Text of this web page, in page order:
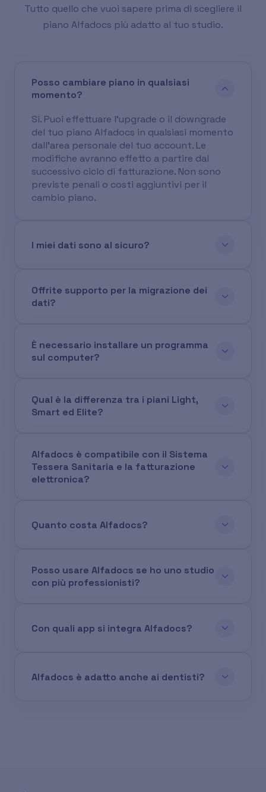
Tutto quello che vuoi sapere prima di scegliere il
piano Alfadocs più adatto al tuo studio.
Posso cambiare piano in qualsiasi
momento?
Sì. Puoi effettuare l'upgrade o il downgrade
del tuo piano Alfadocs in qualsiasi momento
dall'area personale del tuo account. Le
modifiche avranno effetto a partire dal
successivo ciclo di fatturazione. Non sono
previste penali o costi aggiuntivi per il
cambio piano.
I miei dati sono al sicuro?
Offrite supporto per la migrazione dei
dati?
È necessario installare un programma
sul computer?
Qual è la differenza tra i piani Light,
Smart ed Elite?
Alfadocs è compatibile con il Sistema
Tessera Sanitaria e la fatturazione
elettronica?
Quanto costa Alfadocs?
Posso usare Alfadocs se ho uno studio
con più professionisti?
Con quali app si integra Alfadocs?
Alfadocs è adatto anche ai dentisti?